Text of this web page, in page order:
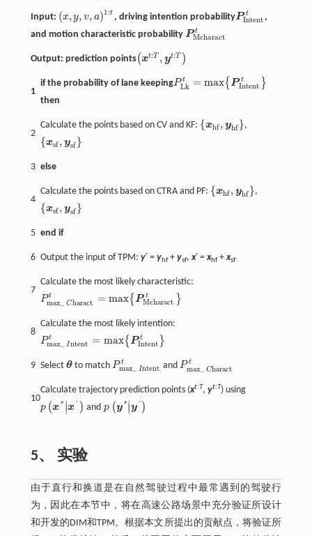
Input: (x,y, v, a)1:t
x,y,v,a 1:t , driving intention probabilityP t
Intent
PIntent,
and motion characteristic probability P t
Mcharact
PMcharact
Output: prediction points(xt:T , yt:T )
xt:T,y t: T
1
ifthe probability of lane keepingP t
Lk = max{P t
Intent }
PLkt =m ax{PInt ent}
then
2
Calculate the points based on CV and KF: {xhf , yhf }
x hf,yhf ,
{xsf , ysf }
x sf,ysf
3 else
4
Calculate the points based on CTRA and PF: {xhf , yhf }
x hf,yhf ,
{xsf , ysf }
x sf,ysf
5 end if
6 Output the input of TPM: y′ = y hf+ ysf, x′ = xhf+ xsf
7
Calculate the most likely characteristic:
P t
max Charact = max{P t
Mcharact }
Pmax _ Charac t= max{PMcharact}
8
Calculate the most likely intention:
P t
max Intent = max{ P t
Intent }
Pmax Inten t= max{PIntent}
9 Select θ
θto match P t
max_ Intent
Pmax Inten t
and P t
max_ Charact
Pmax Charac
10
Calculate trajectory prediction points (xt:T, yt:T) using
p (x* ∣∣x´ )
px*|x and p (y*∣∣y´ )
py *|y ´
5、 实验
由于直行和换道是在自然驾驶过程中最常遇到的驾驶行
为，因此在本节中，将在高速公路场景中充分验证所设计
和开发的DIM和TPM。根据本文所提出的贡献点，将验证所